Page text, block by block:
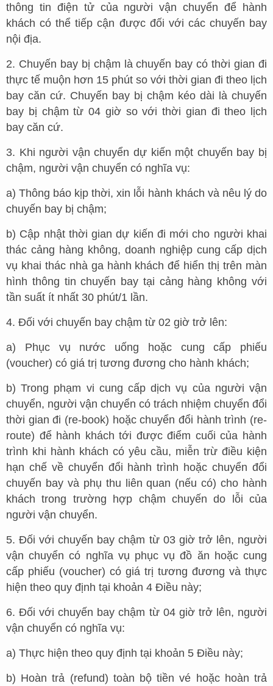
thông tin điện tử của người vận chuyển để hành
khách có thể tiếp cận được đối với các chuyến bay
nội địa.
2. Chuyến bay bị chậm là chuyến bay có thời gian đi
thực tế muộn hơn 15 phút so với thời gian đi theo lịch
bay căn cứ. Chuyến bay bị chậm kéo dài là chuyến
bay bị chậm từ 04 giờ so với thời gian đi theo lịch
bay căn cứ.
3. Khi người vận chuyển dự kiến một chuyến bay bị
chậm, người vận chuyển có nghĩa vụ:
a) Thông báo kịp thời, xin lỗi hành khách và nêu lý do
chuyến bay bị chậm;
b) Cập nhật thời gian dự kiến đi mới cho người khai
thác cảng hàng không, doanh nghiệp cung cấp dịch
vụ khai thác nhà ga hành khách để hiển thị trên màn
hình thông tin chuyến bay tại cảng hàng không với
tần suất ít nhất 30 phút/1 lần.
4. Đối với chuyến bay chậm từ 02 giờ trở lên:
a) Phục vụ nước uống hoặc cung cấp phiếu
(voucher) có giá trị tương đương cho hành khách;
b) Trong phạm vi cung cấp dịch vụ của người vận
chuyển, người vận chuyển có trách nhiệm chuyển đổi
thời gian đi (re-book) hoặc chuyển đổi hành trình (re-
route) để hành khách tới được điểm cuối của hành
trình khi hành khách có yêu cầu, miễn trừ điều kiện
hạn chế về chuyển đổi hành trình hoặc chuyển đổi
chuyến bay và phụ thu liên quan (nếu có) cho hành
khách trong trường hợp chậm chuyến do lỗi của
người vận chuyển.
5. Đối với chuyến bay chậm từ 03 giờ trở lên, người
vận chuyển có nghĩa vụ phục vụ đồ ăn hoặc cung
cấp phiếu (voucher) có giá trị tương đương và thực
hiện theo quy định tại khoản 4 Điều này;
6. Đối với chuyến bay chậm từ 04 giờ trở lên, người
vận chuyển có nghĩa vụ:
a) Thực hiện theo quy định tại khoản 5 Điều này;
b) Hoàn trả (refund) toàn bộ tiền vé hoặc hoàn trả